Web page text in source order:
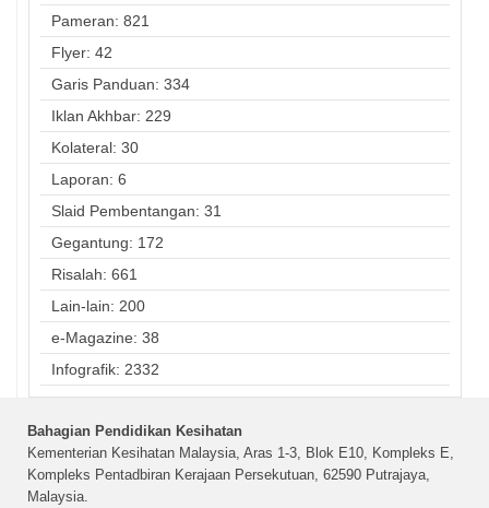
Pameran: 821
Flyer: 42
Garis Panduan: 334
Iklan Akhbar: 229
Kolateral: 30
Laporan: 6
Slaid Pembentangan: 31
Gegantung: 172
Risalah: 661
Lain-lain: 200
e-Magazine: 38
Infografik: 2332
Bahagian Pendidikan Kesihatan
Kementerian Kesihatan Malaysia, Aras 1-3, Blok E10, Kompleks E,
Kompleks Pentadbiran Kerajaan Persekutuan, 62590 Putrajaya,
Malaysia.